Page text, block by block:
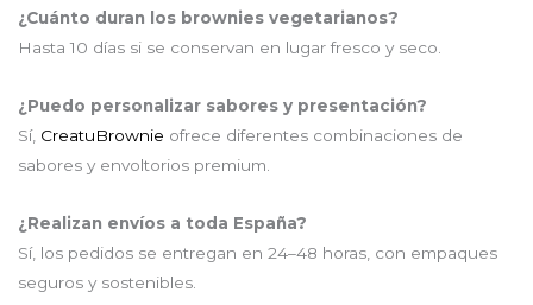
¿Cuánto duran los brownies vegetarianos?
Hasta 10 días si se conservan en lugar fresco y seco.
¿Puedo personalizar sabores y presentación?
Sí, CreatuBrownie ofrece diferentes combinaciones de
sabores y envoltorios premium.
¿Realizan envíos a toda España?
Sí, los pedidos se entregan en 24–48 horas, con empaques
seguros y sostenibles.